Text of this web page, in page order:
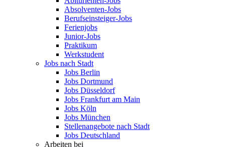
Absolventen-Jobs
Berufseinsteiger-Jobs
Ferienjobs
Junior-Jobs
Praktikum
Werkstudent
Jobs nach Stadt
Jobs Berlin
Jobs Dortmund
Jobs Düsseldorf
Jobs Frankfurt am Main
Jobs Köln
Jobs München
Stellenangebote nach Stadt
Jobs Deutschland
Arbeiten bei